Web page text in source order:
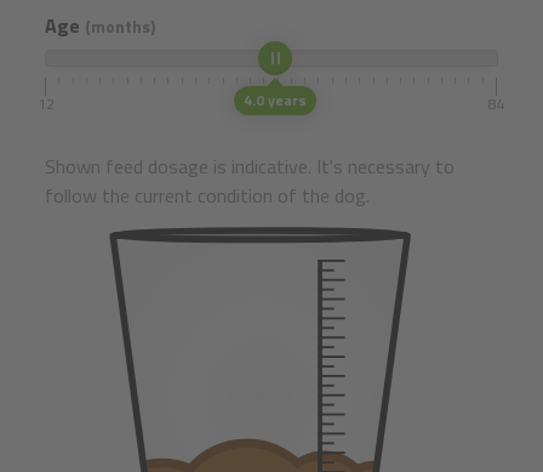
Age (months)
4.0 years
12 84
Shown feed dosage is indicative. It's necessary to
follow the current condition of the dog.